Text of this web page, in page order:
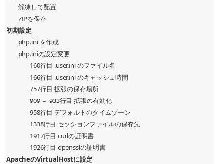
解凍して配置
ZIPを保存
初期設定
php.ini を作成
php.iniの設定変更
160行目 .user.ini のファイル名
166行目 .user.ini のキャッシュ時間
757行目 拡張の保存場所
909 ～ 933行目 拡張の有効化
958行目 デフォルトのタイムゾーン
1338行目 セッションファイルの保存先
1917行目 curlの証明書
1926行目 opensslの証明書
ApacheのVirtualHostに設定